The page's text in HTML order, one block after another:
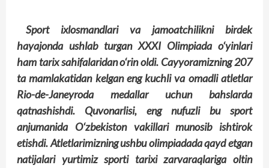
Sport ixlosmandlari va jamoatchilikni birdek
hayajonda ushlab turgan XXXI Olimpiada o‘yinlari
ham tarix sahifalaridan o‘rin oldi. Cayyoramizning 207
ta mamlakatidan kelgan eng kuchli va omadli atletlar
Rio-de-Janeyroda medallar uchun bahslarda
qatnashishdi. Quvonarlisi, eng nufuzli bu sport
anjumanida O‘zbekiston vakillari munosib ishtirok
etishdi. Atletlarimizning ushbu olimpiadada qayd etgan
natijalari yurtimiz sporti tarixi zarvaraqlariga oltin